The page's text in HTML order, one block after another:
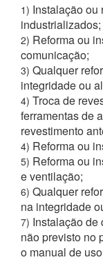
1) Instalação ou
industrializados;
2) Reforma ou
comunicação;
3) Qualquer
integridade ou
4) Troca de
ferramentas de
revestimento
4) Reforma ou
5) Reforma ou
e ventilação;
6) Qualquer
na integridade
7) Instalação de
não previsto no
o manual de